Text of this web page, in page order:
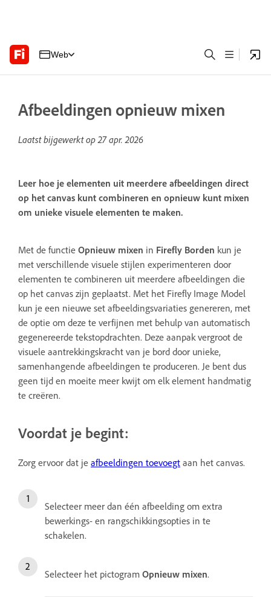
Web
Afbeeldingen opnieuw mixen
Laatst bijgewerkt op27 apr. 2026
Leer hoe je elementen uit meerdere afbeeldingen direct
op het canvas kunt combineren en opnieuw kunt mixen
om unieke visuele elementen te maken.
Met de functie Opnieuw mixen in Firefly Borden kun je
met verschillende visuele stijlen experimenteren door
elementen te combineren uit meerdere afbeeldingen die
op het canvas zijn geplaatst. Met het Firefly Image Model
kun je een nieuwe set afbeeldingsvariaties genereren, met
de optie om deze te verfijnen met behulp van automatisch
gegenereerde tekstopdrachten. Deze aanpak vergroot de
visuele aantrekkingskracht van je bord door unieke,
samenhangende afbeeldingen te produceren. Je bent dus
geen tijd en moeite meer kwijt om elk element handmatig
te creëren.
Voordat je begint:
Zorg ervoor dat je afbeeldingen toevoegt aan het canvas.
Selecteer meer dan één afbeelding om extra
bewerkings- en rangschikkingsopties in te
schakelen.
Selecteer het pictogram Opnieuw mixen.